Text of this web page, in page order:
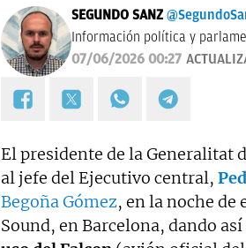
SEGUNDO SANZ
Información política y
07/06/2026 00:27
El presidente de la Generalitat
al jefe del Ejecutivo central,
Begoña Gómez, en la noche de
Sound, en Barcelona, dando